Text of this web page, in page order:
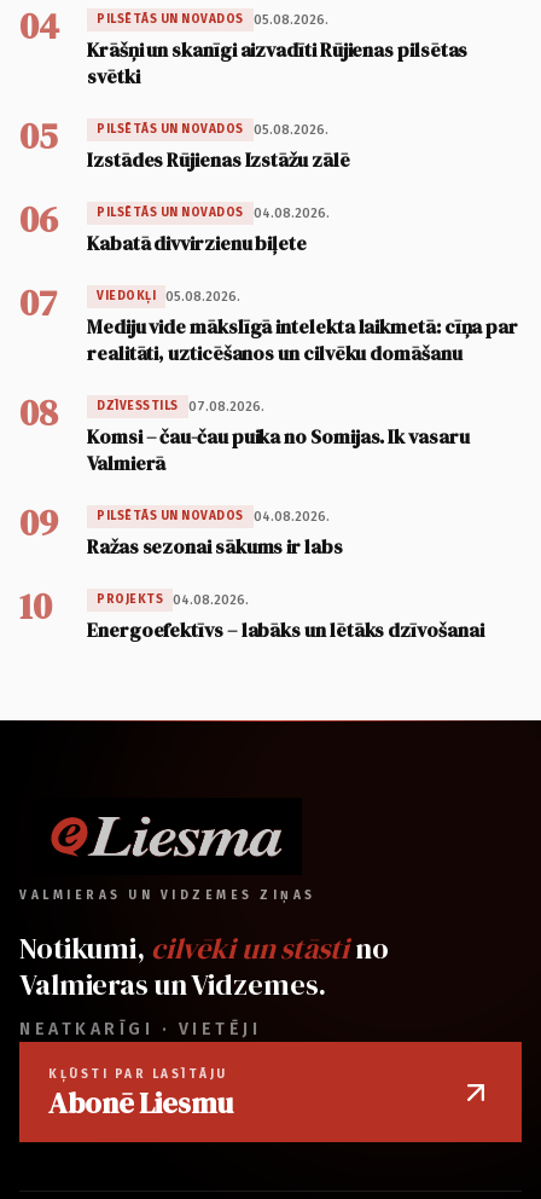
04 PILSĒTĀS UN NOVADOS 05.08.2026.
Krāšņi un skanīgi aizvadīti Rūjienas pilsētas
svētki
05 PILSĒTĀS UN NOVADOS 05.08.2026.
Izstādes Rūjienas Izstāžu zālē
06 PILSĒTĀS UN NOVADOS 04.08.2026.
Kabatā divvirzienu biļete
07 VIEDOKĻI 05.08.2026.
Mediju vide mākslīgā intelekta laikmetā: cīņa par
realitāti, uzticēšanos un cilvēku domāšanu
08 DZĪVESSTILS 07.08.2026.
Komsi – čau-čau puika no Somijas. Ik vasaru
Valmierā
09 PILSĒTĀS UN NOVADOS 04.08.2026.
Ražas sezonai sākums ir labs
10 PROJEKTS 04.08.2026.
Energoefektīvs – labāks un lētāks dzīvošanai
VALMIERAS UN VIDZEMES ZIŅAS
Notikumi, cilvēki un stāstino
Valmieras un Vidzemes.
NEATKARĪGI · VIETĒJI
KĻŪSTI PAR LASĪTĀJU
Abonē Liesmu